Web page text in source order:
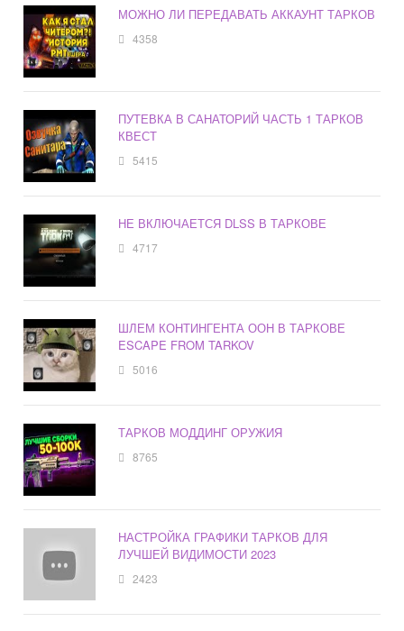
МОЖНО ЛИ ПЕРЕДАВАТЬ АККАУНТ ТАРКОВ
4358
ПУТЕВКА В САНАТОРИЙ ЧАСТЬ 1 ТАРКОВ
КВЕСТ
5415
НЕ ВКЛЮЧАЕТСЯ DLSS В ТАРКОВЕ
4717
ШЛЕМ КОНТИНГЕНТА ООН В ТАРКОВЕ
ESCAPE FROM TARKOV
5016
ТАРКОВ МОДДИНГ ОРУЖИЯ
8765
НАСТРОЙКА ГРАФИКИ ТАРКОВ ДЛЯ
ЛУЧШЕЙ ВИДИМОСТИ 2023
2423